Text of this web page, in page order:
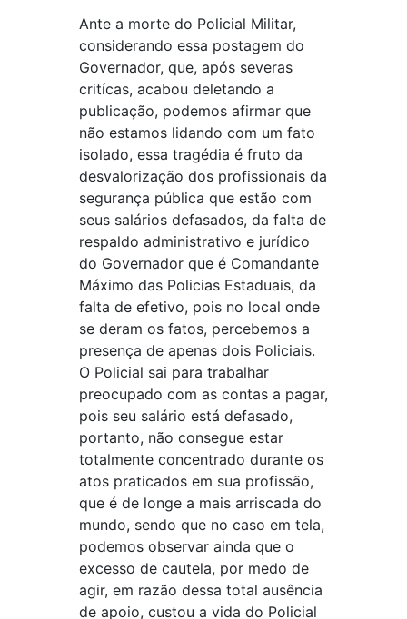
Ante a morte do Policial Militar,
considerando essa postagem do
Governador, que, após severas
critícas, acabou deletando a
publicação, podemos afirmar que
não estamos lidando com um fato
isolado, essa tragédia é fruto da
desvalorização dos profissionais da
segurança pública que estão com
seus salários defasados, da falta de
respaldo administrativo e jurídico
do Governador que é Comandante
Máximo das Policias Estaduais, da
falta de efetivo, pois no local onde
se deram os fatos, percebemos a
presença de apenas dois Policiais.
O Policial sai para trabalhar
preocupado com as contas a pagar,
pois seu salário está defasado,
portanto, não consegue estar
totalmente concentrado durante os
atos praticados em sua profissão,
que é de longe a mais arriscada do
mundo, sendo que no caso em tela,
podemos observar ainda que o
excesso de cautela, por medo de
agir, em razão dessa total ausência
de apoio, custou a vida do Policial